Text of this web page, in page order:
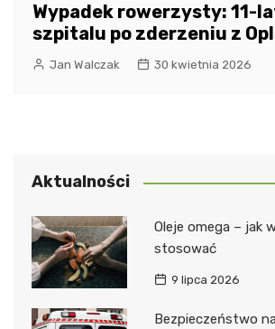
Wypadek rowerzysty: 11-
szpitalu po zderzeniu z
Jan Walczak 30 kwietnia 2026
Aktualności
Oleje omega – jak
stosować
9 lipca 2026
Bezpieczeństwo